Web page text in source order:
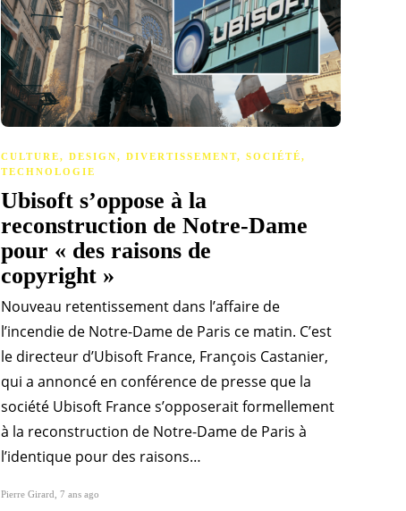
CULTURE, DESIGN, DIVERTISSEMENT, SOCIÉTÉ,
TECHNOLOGIE
Ubisoft s’oppose à la
reconstruction de Notre-Dame
pour « des raisons de
copyright »
Nouveau retentissement dans l’affaire de
l’incendie de Notre-Dame de Paris ce matin. C’est
le directeur d’Ubisoft France, François Castanier,
qui a annoncé en conférence de presse que la
société Ubisoft France s’opposerait formellement
à la reconstruction de Notre-Dame de Paris à
l’identique pour des raisons…
Pierre Girard 7 ans ago